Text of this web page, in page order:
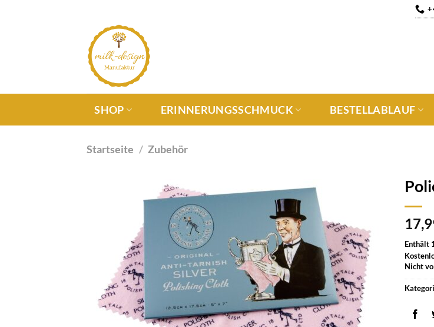
SHOP ERINNERUNGSSCHMUCK BESTELLABLAUF
Startseite / Zubehör
Wunschliste
Enthält
Nicht